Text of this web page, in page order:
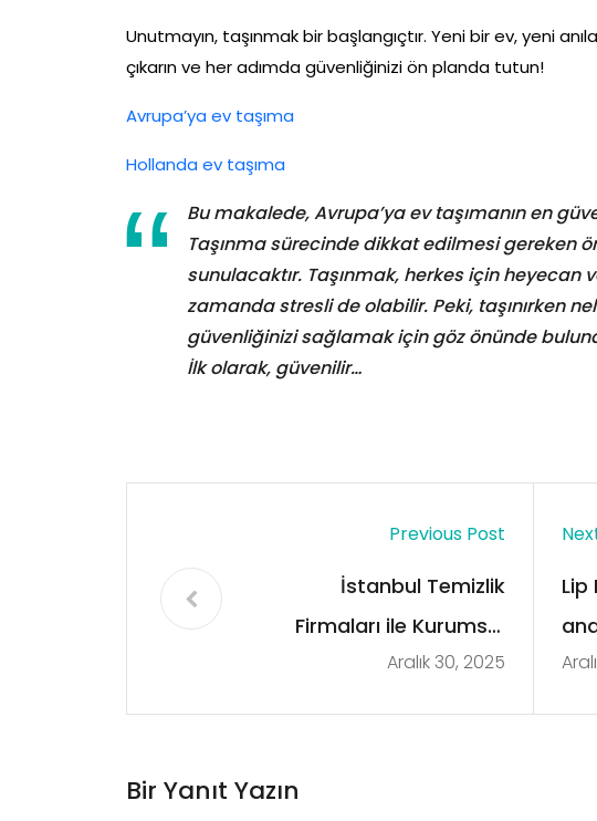
Unutmayın, taşınmak bir başlangıçtır. Yeni bir ev, yeni
çıkarın ve her adımda güvenliğinizi ön planda tutun!
Avrupa’ya ev taşıma
Hollanda ev taşıma
Bu makalede, Avrupa’ya ev taşımanın en
Taşınma sürecinde dikkat edilmesi gereken
sunulacaktır. Taşınmak, herkes için heyecan
zamanda stresli de olabilir. Peki, taşınırken
güvenliğinizi sağlamak için göz önünde
İlk olarak, güvenilir…
Previous Post
İstanbul Temizlik
Firmaları ile Kurumsal
Temizlik Planları
Aralık 30, 2025
Lip
Bir Yanıt Yazın